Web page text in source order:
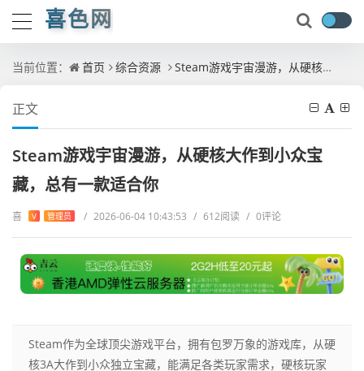
喜色网
当前位置： 首页 综合资源 Steam游戏宇宙漫游，从硬核大作到小众宝藏，总有一款适合你
正文
Steam游戏宇宙漫游，从硬核大作到小众宝
藏，总有一款适合你
喜 V 管理员 / 2026-06-04 10:43:53 / 612阅读 / 0评论
Steam作为全球顶尖游戏平台，拥有包罗万象的游戏库，从硬
核3A大作到小众独立宝藏，能满足各类玩家需求，硬核玩家